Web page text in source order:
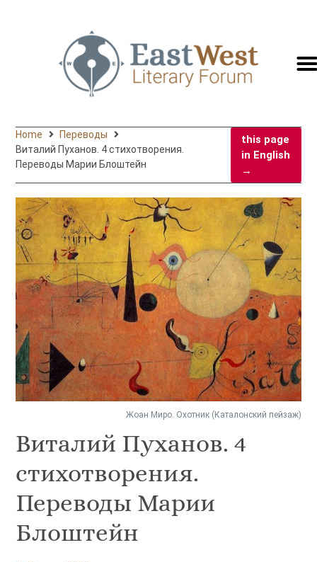
Home
Переводы
Виталий Пуханов. 4 cтихотворения.
Переводы Марии Блоштейн
this page
in English
→
Жоан Миро. Охотник (Каталонский пейзаж)
Виталий Пуханов. 4
cтихотворения.
Переводы Марии
Блоштейн